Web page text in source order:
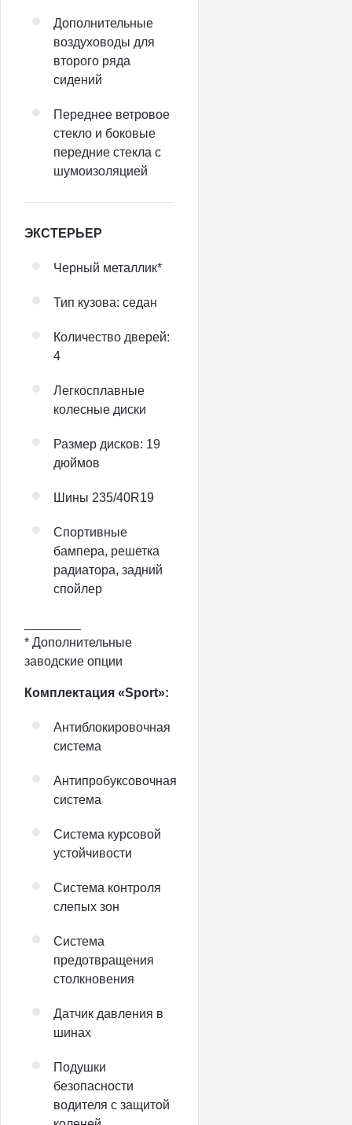
Дополнительные
воздуховоды для
второго ряда
сидений
Переднее ветровое
стекло и боковые
передние стекла с
шумоизоляцией
ЭКСТЕРЬЕР
Черный металлик*
Тип кузова: седан
Количество дверей:
4
Легкосплавные
колесные диски
Размер дисков: 19
дюймов
Шины 235/40R19
Спортивные
бампера, решетка
радиатора, задний
спойлер
* Дополнительные
заводские опции
Комплектация «Sport»:
Антиблокировочная
система
Антипробуксовочная
система
Система курсовой
устойчивости
Система контроля
слепых зон
Система
предотвращения
столкновения
Датчик давления в
шинах
Подушки
безопасности
водителя с защитой